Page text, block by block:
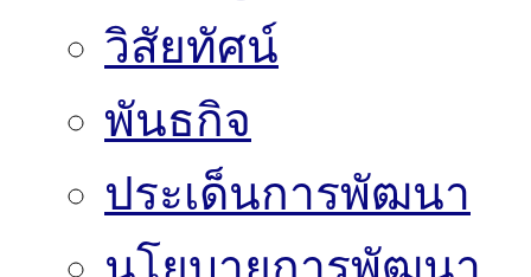
วิสัยทัศน์
พันธกิจ
ประเด็นการพัฒนา
นโยบายการพัฒนา